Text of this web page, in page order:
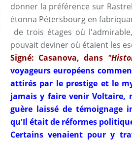
donner la préférence sur
étonna Pétersbourg en
de trois étages où
pouvait deviner où étaient les
Signé: Casanova, dans
voyageurs européens
attirés par le prestige et le
jamais y faire venir Voltaire,
guère laissé de témoignage
qu'Il était de réformes
Certains venaient pour y